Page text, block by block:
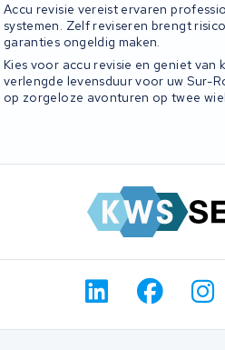
Accu revisie vereist ervaren
systemen. Zelf reviseren brengt
garanties ongeldig maken.
Kies voor accu revisie en geniet van
verlengde levensduur voor uw Sur-
op zorgeloze avonturen op twee